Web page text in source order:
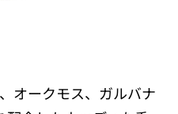
オークモス、ガルバナ